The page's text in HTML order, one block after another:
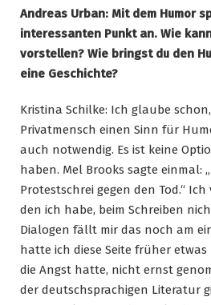
Andreas Urban: Mit dem Humor
interessanten Punkt an. Wie
vorstellen? Wie bringst du den
eine Geschichte?
Kristina Schilke: Ich glaube
Privatmensch einen Sinn für
auch notwendig. Es ist keine
haben. Mel Brooks sagte einmal:
Protestschrei gegen den Tod.“
den ich habe, beim Schreiben
Dialogen fällt mir das noch am
hatte ich diese Seite früher
die Angst hatte, nicht ernst
der deutschsprachigen Literatur